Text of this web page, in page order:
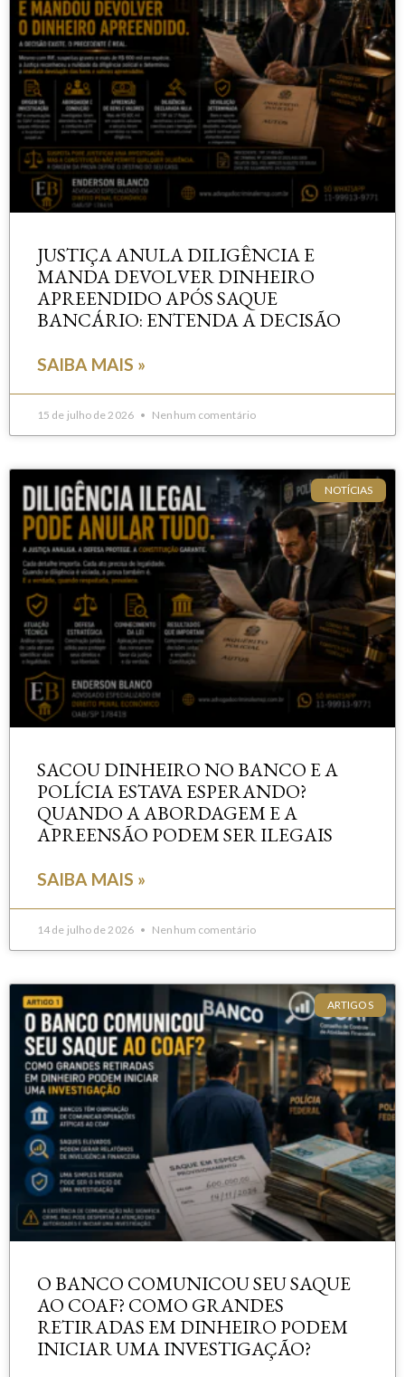
JUSTIÇA ANULA DILIGÊNCIA E
MANDA DEVOLVER DINHEIRO
APREENDIDO APÓS SAQUE
BANCÁRIO: ENTENDA A DECISÃO
SAIBA MAIS »
15 de julho de 2026 Nenhum comentário
NOTÍCIAS
SACOU DINHEIRO NO BANCO E A
POLÍCIA ESTAVA ESPERANDO?
QUANDO A ABORDAGEM E A
APREENSÃO PODEM SER ILEGAIS
SAIBA MAIS »
14 de julho de 2026 Nenhum comentário
ARTIGOS
O BANCO COMUNICOU SEU SAQUE
AO COAF? COMO GRANDES
RETIRADAS EM DINHEIRO PODEM
INICIAR UMA INVESTIGAÇÃO?